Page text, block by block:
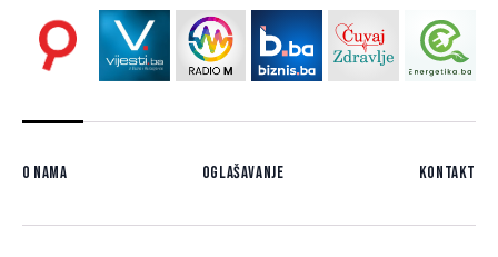
O nama Oglašavanje Kontakt